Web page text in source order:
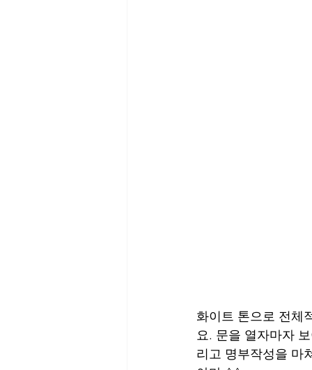
화이트 톤으로 전체
요. 문을 열자마자
리고 명부작성을 마